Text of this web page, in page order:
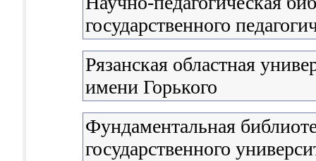
государственного
Рязанская областная
имени Горького
Фундаментальная
государственного